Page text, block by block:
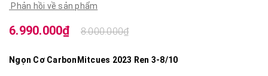
Phản hồi về sản phẩm
6.990.000₫ 8.000.000₫
Ngọn Cơ CarbonMitcues 2023 Ren 3-8/10